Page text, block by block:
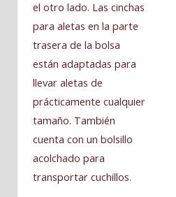
el otro lado. Las cinchas
para aletas en la parte
trasera de la bolsa
están adaptadas para
llevar aletas de
prácticamente cualquier
tamaño. También
cuenta con un bolsillo
acolchado para
transportar cuchillos.